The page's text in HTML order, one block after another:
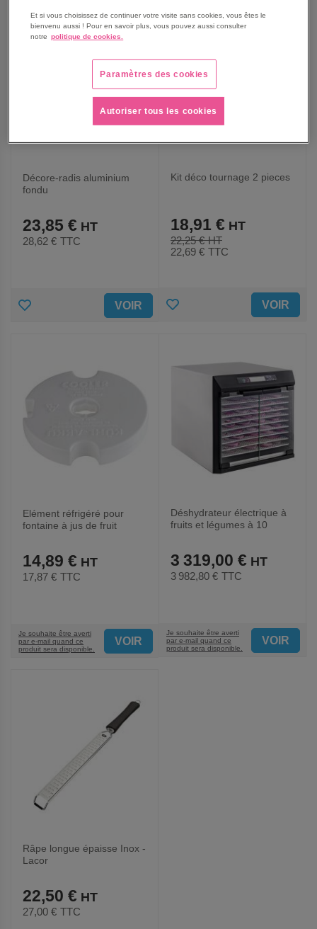
FAVORIS FAVORIS
Décore-radis aluminium
fondu
23,85 €
28,62 € TTC
AJOUTER VOIR
Kit déco tournage 2 pieces
22,25 €
18,91 €
22,69 € TTC
AJOUTER VOIR
Elément réfrigéré pour
fontaine à jus de fruit
14,89 €
17,87 € TTC
Je souhaite être averti
par e-mail quand ce
produit sera disponible.
VOIR
Déshydrateur électrique à
fruits et légumes à 10
3 319,00 €
3 982,80 € TTC
Je souhaite être averti
par e-mail quand ce
produit sera disponible.
VOIR
Râpe longue épaisse Inox -
Lacor
22,50 €
27,00 € TTC
Et si vous choisissez de continuer votre visite sans cookies, vous êtes le
bienvenu aussi ! Pour en savoir plus, vous pouvez aussi consulter
notre politique de cookies.
Paramètres des cookies
Autoriser tous les cookies